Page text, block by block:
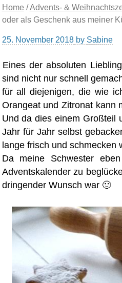
Home /Advents- &
oder als Geschenk aus meiner
25. November 2018by Sabine
Eines der absoluten
sind nicht nur schnell
für all diejenigen, die wie
Orangeat und Zitronat kann
Und da dies einem Großteil
Jahr für Jahr selbst
lange frisch und schmecken
Da meine Schwester
Adventskalender zu
dringender Wunsch war 🙂